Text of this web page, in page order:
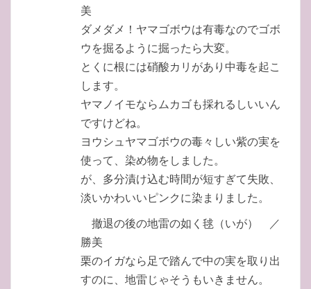
美
ダメダメ！ヤマゴボウは有毒なのでゴボ
ウを掘るように掘ったら大変。
とくに根には硝酸カリがあり中毒を起こ
します。
ヤマノイモならムカゴも採れるしいいん
ですけどね。
ヨウシュヤマゴボウの毒々しい紫の実を
使って、染め物をしました。
が、多分漬け込む時間が短すぎて失敗、
淡いかわいいピンクに染まりました。
撤退の後の地雷の如く毬（いが） ／
勝美
栗のイガなら足で踏んで中の実を取り出
すのに、地雷じゃそうもいきません。